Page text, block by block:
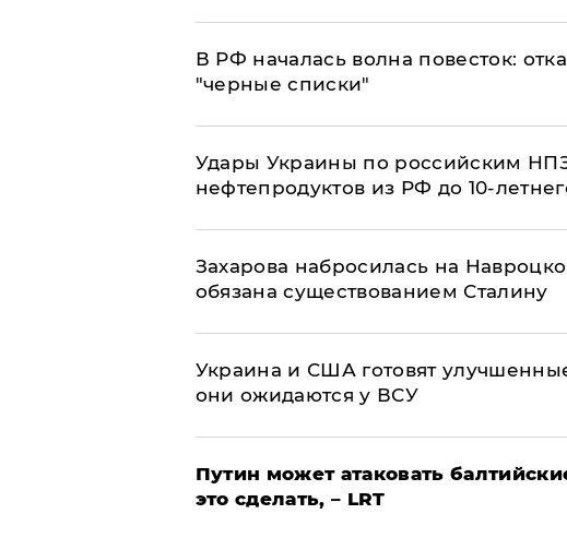
​В РФ началась волна повесток:
"черные списки"
Удары Украины по российским
нефтепродуктов из РФ до 10-
​Захарова набросилась на
обязана существованием Сталину
Украина и США готовят
они ожидаются у ВСУ
Путин может атаковать
это сделать, – LRT